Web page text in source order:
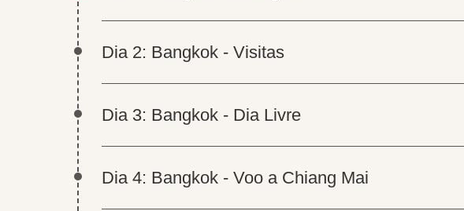
Dia 2: Bangkok - Visitas
Dia 3: Bangkok - Dia Livre
Dia 4: Bangkok - Voo a Chiang Mai